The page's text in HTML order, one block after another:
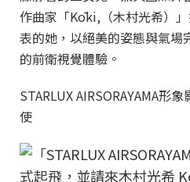
作曲家「Kōki,（木村光希）
表的她，以絕美的姿態與氣場
的前衛視覺體驗。
STARLUX AIRSORAYAMA形
使